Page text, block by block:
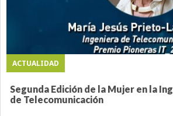
ACTUALIDAD
Segunda Edición de la Mujer en la
de Telecomunicación